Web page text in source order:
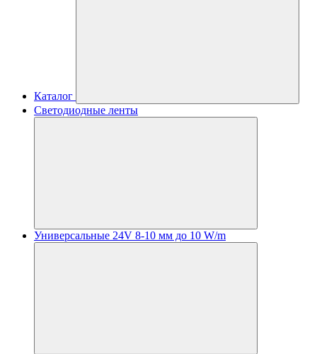
Каталог
Светодиодные ленты
Универсальные 24V 8-10 мм до 10 W/m